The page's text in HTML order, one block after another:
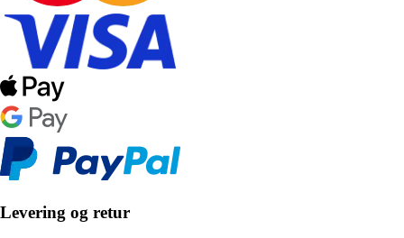
Levering og retur